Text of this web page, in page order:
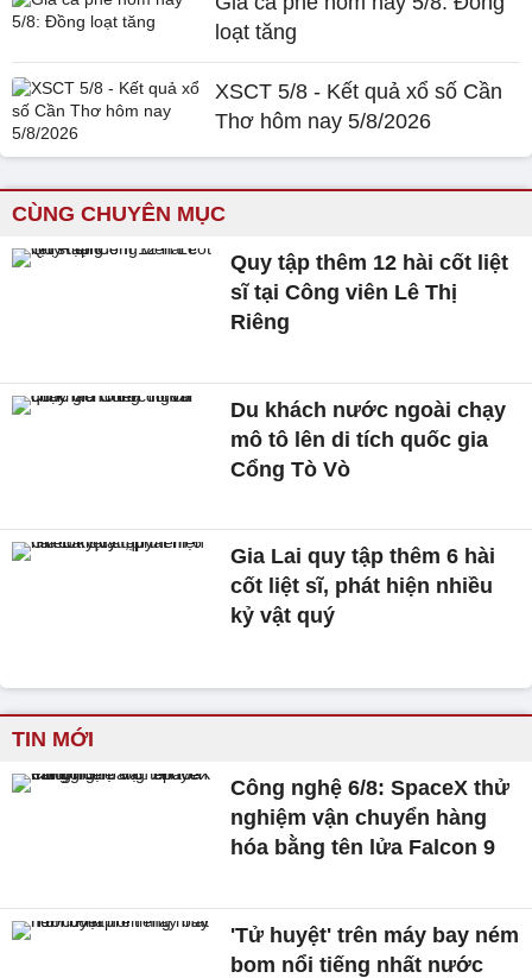
loạt tăng
XSCT 5/8 - Kết quả xổ số Cần
Thơ hôm nay 5/8/2026
CÙNG CHUYÊN MỤC
Quy tập thêm 12 hài cốt liệt
sĩ tại Công viên Lê Thị
Riêng
Du khách nước ngoài chạy
mô tô lên di tích quốc gia
Cổng Tò Vò
Gia Lai quy tập thêm 6 hài
cốt liệt sĩ, phát hiện nhiều
kỷ vật quý
TIN MỚI
Công nghệ 6/8: SpaceX thử
nghiệm vận chuyển hàng
hóa bằng tên lửa Falcon 9
'Tử huyệt' trên máy bay ném
bom nổi tiếng nhất nước